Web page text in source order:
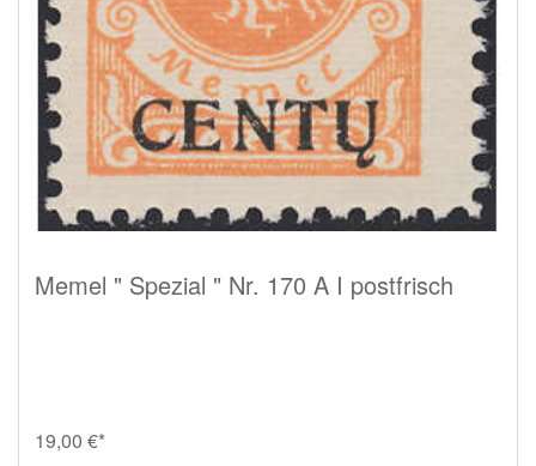
Memel " Spezial " Nr. 170 A I postfrisch
19,00 €*